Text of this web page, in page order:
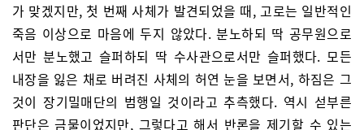
가 맞겠지만, 첫 번째 사체가 발견되었을 때, 고로는 일반적인
죽음 이상으로 마음에 두지 않았다. 분노하되 딱 공무원으로
서만 분노했고 슬퍼하되 딱 수사관으로서만 슬퍼했다. 모든
내장을 잃은 채로 버려진 사체의 허연 눈을 보면서, 하짐은 그
것이 장기밀매단의 범행일 것이라고 추측했다. 역시 섣부른
판단은 금물이었지만, 그렇다고 해서 반론을 제기할 수 있는